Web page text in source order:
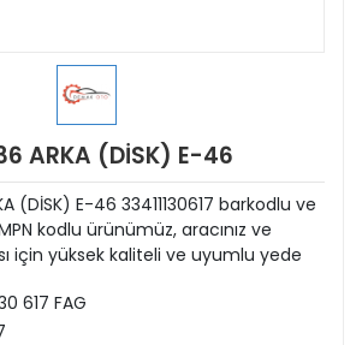
ARKA (DİSK) E-46
(DİSK) E-46 33411130617 barkodlu ve
MPN kodlu ürünümüz, aracınız ve
için yüksek kaliteli ve uyumlu yede
617 FAG